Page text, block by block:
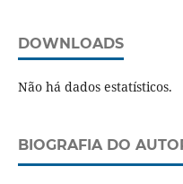
DOWNLOADS
Não há dados estatísticos.
BIOGRAFIA DO